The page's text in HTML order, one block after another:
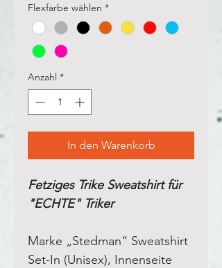
Flexfarbe wählen *
Anzahl *
In den Warenkorb
Fetziges Trike Sweatshirt für
"ECHTE" Triker
Marke „Stedman“ Sweatshirt
Set-In (Unisex), Innenseite